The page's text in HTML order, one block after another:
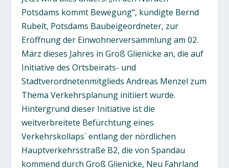
Potsdams kommt Bewegung“, kündigte Bernd
Rubelt, Potsdams Baubeigeordneter, zur
Eröffnung der Einwohnerversammlung am 02.
März dieses Jahres in Groß Glienicke an, die auf
Initiative des Ortsbeirats- und
Stadtverordnetenmitglieds Andreas Menzel zum
Thema Verkehrsplanung initiiert wurde.
Hintergrund dieser Initiative ist die
weitverbreitete Befürchtung eines
Verkehrskollaps´ entlang der nördlichen
Hauptverkehrsstraße B2, die von Spandau
kommend durch Groß Glienicke, Neu Fahrland